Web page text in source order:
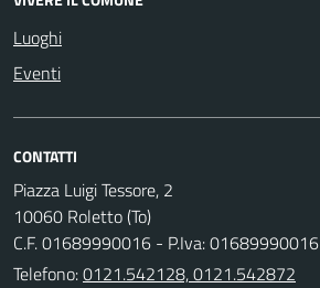
Luoghi
Eventi
CONTATTI
Piazza Luigi Tessore, 2
10060 Roletto (To)
C.F. 01689990016 - P.Iva: 01689990016
Telefono:0121.542128, 0121.542872